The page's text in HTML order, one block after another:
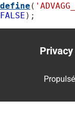
define (
FALSE );
Footer
menu